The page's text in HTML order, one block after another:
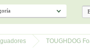
TOUGHDOG